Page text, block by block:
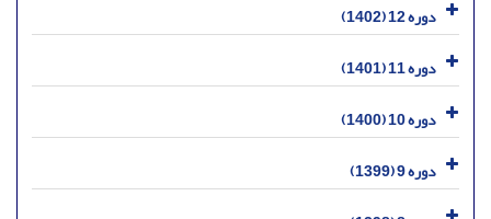
دوره 12 (1402)
دوره 11 (1401)
دوره 10 (1400)
دوره 9 (1399)